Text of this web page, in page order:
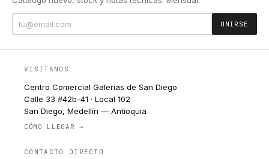
UNIRSE
VISITANOS
Centro Comercial Galerias de San Diego
Calle 33 #42b-41 · Local 102
San Diego, Medellín — Antioquia
CÓMO LLEGAR →
CONTACTO DIRECTO